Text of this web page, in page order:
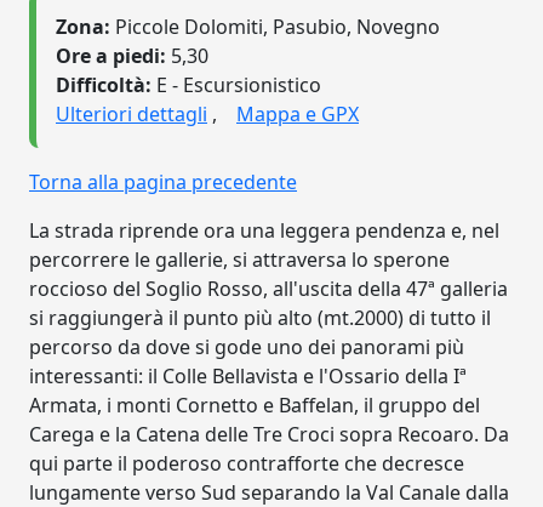
Zona: Piccole Dolomiti, Pasubio, Novegno
Ore a piedi: 5,30
Difficoltà: E - Escursionistico
Ulteriori dettagli , Mappa e GPX
Torna alla pagina precedente
La strada riprende ora una leggera pendenza e, nel
percorrere le gallerie, si attraversa lo sperone
roccioso del Soglio Rosso, all'uscita della 47ª galleria
si raggiungerà il punto più alto (mt.2000) di tutto il
percorso da dove si gode uno dei panorami più
interessanti: il Colle Bellavista e l'Ossario della Iª
Armata, i monti Cornetto e Baffelan, il gruppo del
Carega e la Catena delle Tre Croci sopra Recoaro. Da
qui parte il poderoso contrafforte che decresce
lungamente verso Sud separando la Val Canale dalla